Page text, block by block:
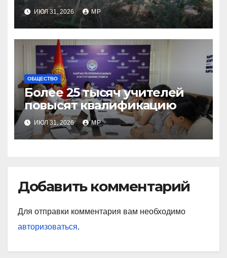
ИЮЛ 31, 2026 MP
ОБЩЕСТВО
Более 25 тысяч учителей
повысят квалификацию
ИЮЛ 31, 2026 MP
Добавить комментарий
Для отправки комментария вам необходимо
авторизоваться.